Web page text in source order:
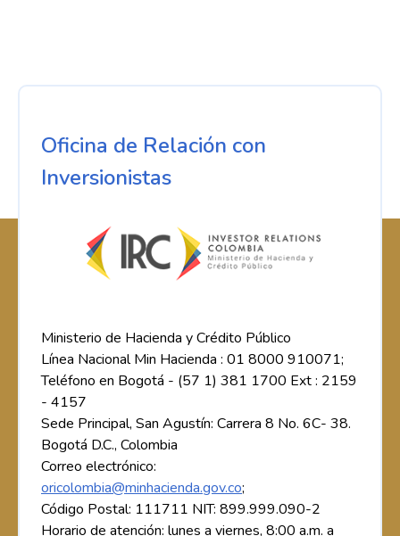
Oficina de Relación con
Inversionistas
Ministerio de Hacienda y Crédito Público
Línea Nacional Min Hacienda : 01 8000 910071;
Teléfono en Bogotá - (57 1) 381 1700 Ext : 2159
- 4157
Sede Principal, San Agustín: Carrera 8 No. 6C- 38.
Bogotá D.C., Colombia
Correo electrónico:
oricolombia@minhacienda.gov.co;
Código Postal: 111711 NIT: 899.999.090-2
Horario de atención: lunes a viernes, 8:00 a.m. a